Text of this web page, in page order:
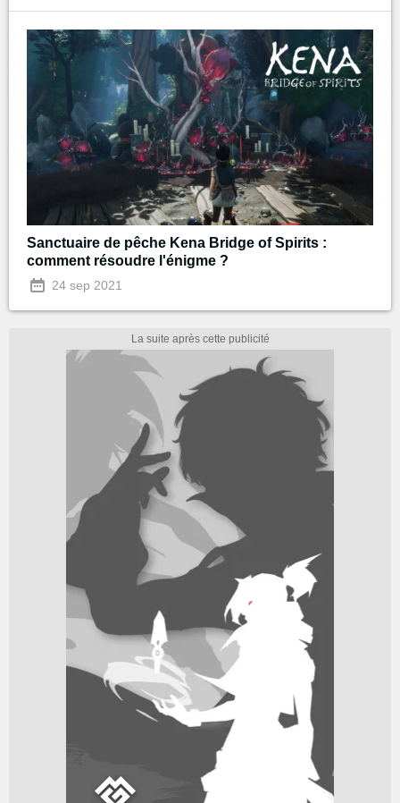
Sanctuaire de pêche Kena Bridge of Spirits :
comment résoudre l'énigme ?
24 sep 2021